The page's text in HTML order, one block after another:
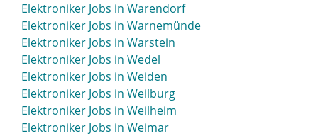
Elektroniker Jobs in Warendorf
Elektroniker Jobs in Warnemünde
Elektroniker Jobs in Warstein
Elektroniker Jobs in Wedel
Elektroniker Jobs in Weiden
Elektroniker Jobs in Weilburg
Elektroniker Jobs in Weilheim
Elektroniker Jobs in Weimar